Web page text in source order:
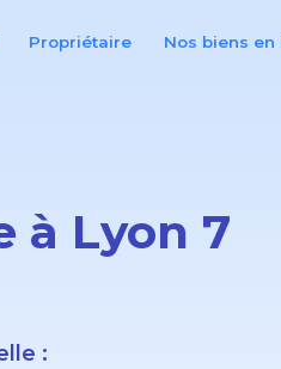
Propriétaire Nos biens en
à Lyon 7
: